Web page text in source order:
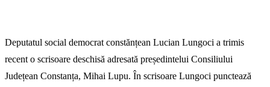
Deputatul social democrat constănțean Lucian Lungoci a trimis
recent o scrisoare deschisă adresată președintelui Consiliului
Județean Constanța, Mihai Lupu. În scrisoare Lungoci punctează